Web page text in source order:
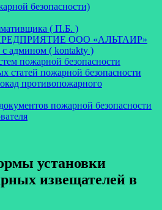
безопасности)
( П.Б. )
ООО «АЛЬТАИР»
с админом ( kontakty )
пожарной безопасности
статей пожарной безопасности
противопожарного
пожарной безопасности
установки
извещателей в